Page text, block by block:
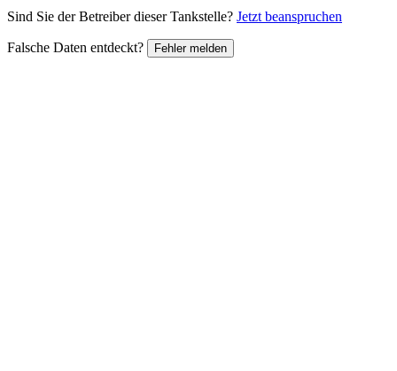
Sind Sie der Betreiber dieser Tankstelle? Jetzt beanspruchen
Falsche Daten entdeckt? Fehler melden